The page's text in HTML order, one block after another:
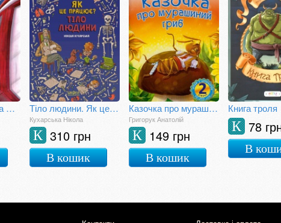
Різдвяна зіронька Лаури Тіло людини. Як це працює?
Кухарська Нікола
310 грн
К
В кошик
Казочка про мурашиний гриб : 2 - читаю самостійно
Григорук Анатолій
149 грн
К
В кошик
Книга троля
78
К
В